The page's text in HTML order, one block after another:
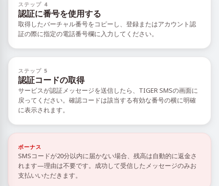
ステップ 4
認証に番号を使用する
取得したバーチャル番号をコピーし、登録またはアカウント認
証の際に指定の電話番号欄に入力してください。
ステップ 5
認証コードの取得
サービスが認証メッセージを送信したら、TIGER SMSの画面に
戻ってください。確認コードは該当する有効な番号の横に明確
に表示されます。
ボーナス
SMSコードが20分以内に届かない場合、残高は自動的に返金さ
れます—理由は不要です。成功して受信したメッセージのみお
支払いいただきます。